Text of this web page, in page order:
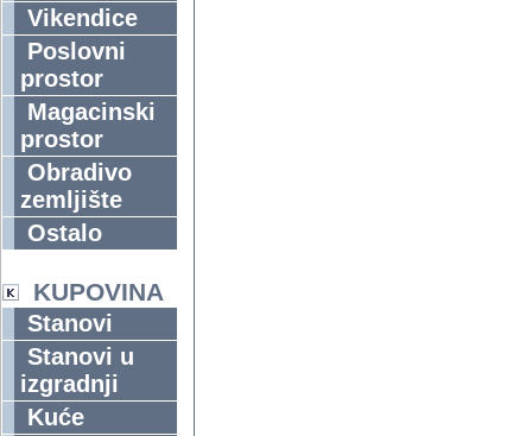
Vikendice
Poslovni
prostor
Magacinski
prostor
Obradivo
zemljište
Ostalo
KUPOVINA
Stanovi
Stanovi u
izgradnji
Kuće